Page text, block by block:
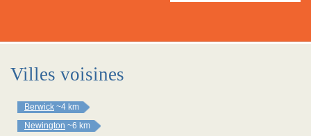
Villes voisines
Berwick ~4 km
Newington ~6 km